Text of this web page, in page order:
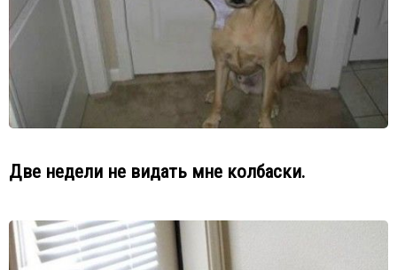
Две недели не видать мне колбаски.